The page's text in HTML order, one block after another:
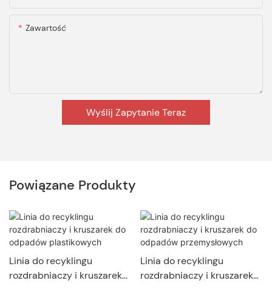
Zawartość
Wyślij Zapytanie Teraz
Powiązane Produkty
Linia do recyklingu
rozdrabniaczy i kruszarek
Linia do recyklingu
rozdrabniaczy i kruszarek